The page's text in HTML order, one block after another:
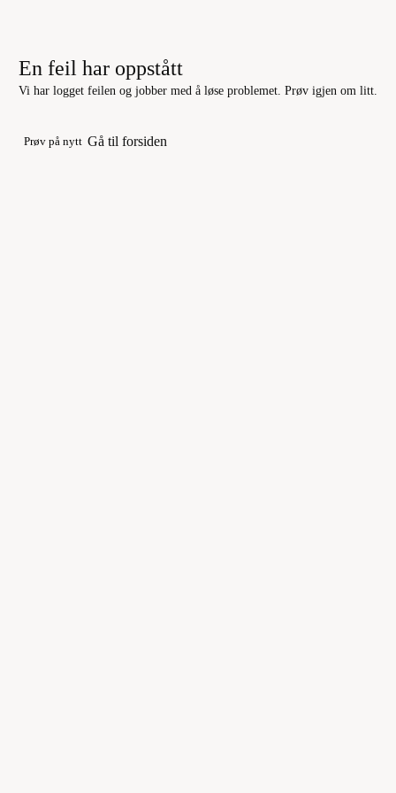
En feil har oppstått
Vi har logget feilen og jobber med å løse problemet. Prøv igjen om litt.
Prøv på nytt Gå til forsiden